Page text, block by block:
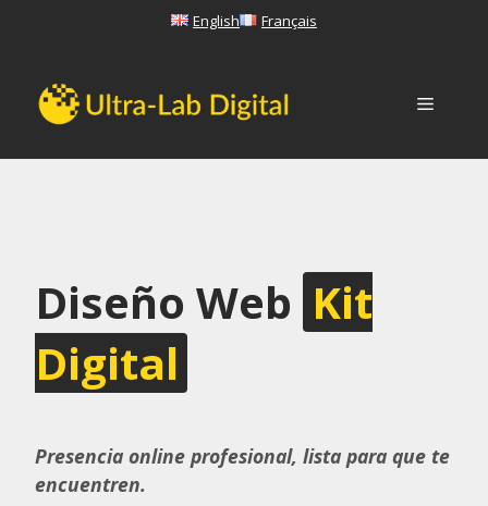
English Français
Menú
Diseño Web Kit
Digital
Presencia online profesional, lista para que te
encuentren.